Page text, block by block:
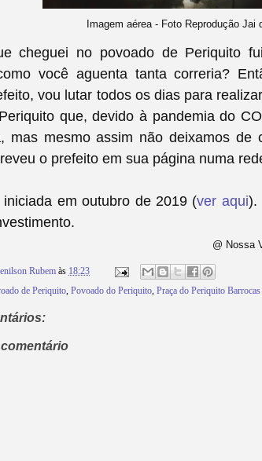
Imagem aérea - Foto Reprodução Jai
cheguei no povoado de Periquito
você aguenta tanta correria?
vou lutar todos os dias para
que, devido à pandemia do
mas mesmo assim não deixamos de
o prefeito em sua página numa
em outubro de 2019 (ver aqui).
@ Nossa
Rubem às 18:23
de Periquito, Povoado do Periquito, Praça do Periquito Barrocas